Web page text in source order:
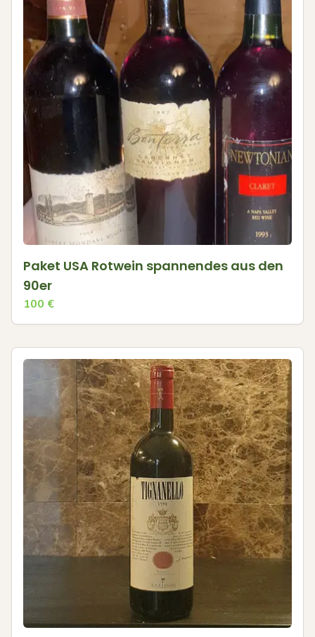
Paket USA Rotwein spannendes aus den
90er
100 €